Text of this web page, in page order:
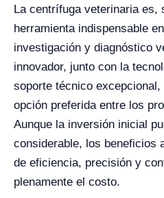
La centrífuga veterinaria es,
herramienta indispensable
investigación y diagnóstico
innovador, junto con la
soporte técnico
opción preferida entre los
Aunque la inversión inicial
considerable, los beneficios
de eficiencia, precisión y
plenamente el costo.